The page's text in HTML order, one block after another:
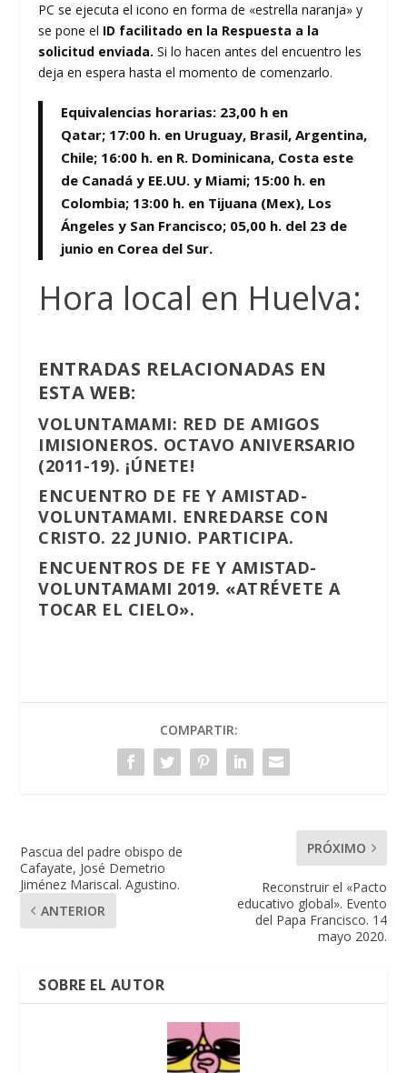
PC se ejecuta el icono en forma de «estrella naranja» y
se pone el ID facilitado en la Respuesta a la
solicitud enviada.Si lo hacen antes del encuentro les
deja en espera hasta el momento de comenzarlo.
Equivalencias horarias: 23,00 h en
Qatar; 17:00 h. en Uruguay, Brasil, Argentina,
Chile; 16:00 h. en R. Dominicana, Costa este
de Canadá y EE.UU. y Miami; 15:00 h. en
Colombia; 13:00 h. en Tijuana (Mex), Los
Ángeles y San Francisco; 05,00 h. del 23 de
junio en Corea del Sur.
Hora local en Huelva:
ENTRADAS RELACIONADAS EN
ESTA WEB:
VOLUNTAMAMI: RED DE AMIGOS
IMISIONEROS. OCTAVO ANIVERSARIO
(2011-19). ¡ÚNETE!
ENCUENTRO DE FE Y AMISTAD-
VOLUNTAMAMI. ENREDARSE CON
CRISTO. 22 JUNIO. PARTICIPA.
ENCUENTROS DE FE Y AMISTAD-
VOLUNTAMAMI 2019. «ATRÉVETE A
TOCAR EL CIELO».
COMPARTIR:
Pascua del padre obispo de
Cafayate, José Demetrio
Jiménez Mariscal. Agustino.
ANTERIOR
PRÓXIMO
Reconstruir el «Pacto
educativo global». Evento
del Papa Francisco. 14
mayo 2020.
SOBRE EL AUTOR